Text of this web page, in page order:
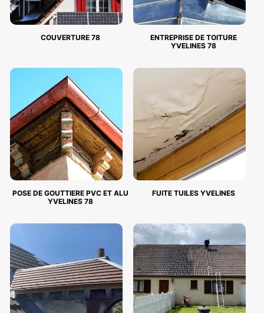
COUVERTURE 78
ENTREPRISE DE TOITURE
YVELINES 78
POSE DE GOUTTIERE PVC ET ALU
YVELINES 78
FUITE TUILES YVELINES